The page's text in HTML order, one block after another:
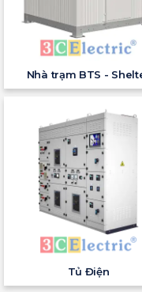
Nhà trạm BTS -
Tủ Điện